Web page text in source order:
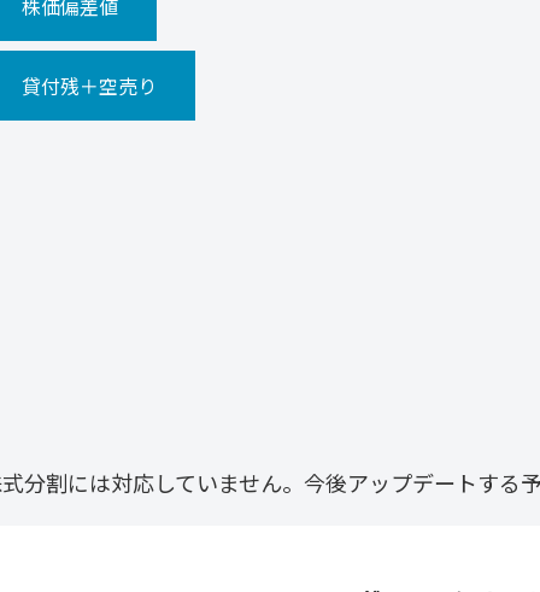
株価偏差値
貸付残＋空売り
分割には対応していません。今後アップデートする